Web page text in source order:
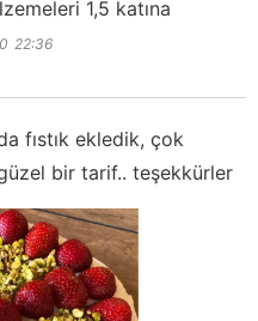
1,5 katına
22:36
fıstık ekledik, çok
bir tarif.. teşekkürler